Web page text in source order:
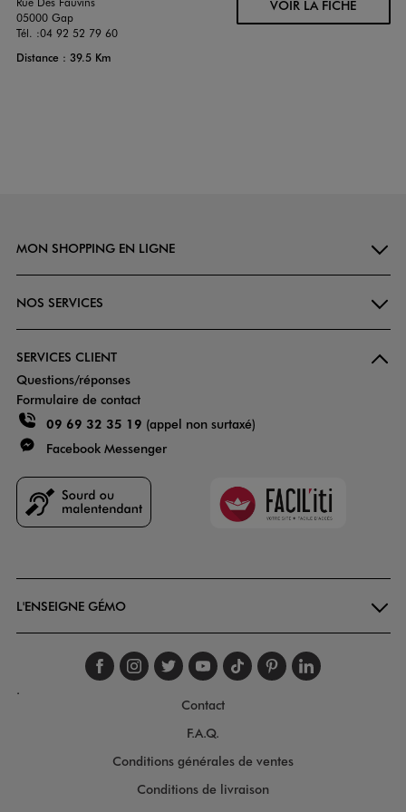
05000 Gap
Tél. :04 92 52 79 60
Distance : 39.5 Km
VOIR LA FICHE
MON SHOPPING EN LIGNE
NOS SERVICES
SERVICES CLIENT
Questions/réponses
Formulaire de contact
09 69 32 35 19 (appel non surtaxé)
Facebook Messenger
Faciliti
L'ENSEIGNE GÉMO
Suivez-nous sur
Suivez-nous sur
Suivez-nous sur
Suivez-nous
Suivez-nous
Suivez-
.
Contact
F.A.Q.
Conditions générales de ventes
Conditions de livraison